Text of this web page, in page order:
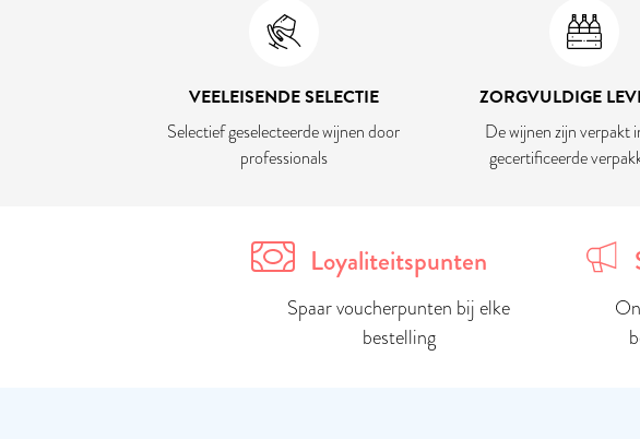
VEELEISENDE SELECTIE
Selectief geselecteerde wijnen door
professionals
ZORGVULDIGE
De wijnen zijn verpakt
gecertificeerde
Loyaliteitspunten
Spaar voucherpunten bij elke
bestelling